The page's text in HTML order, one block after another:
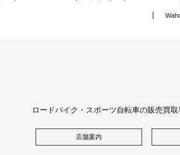
ロードバイク・スポーツ自転車の販売買
店舗案内